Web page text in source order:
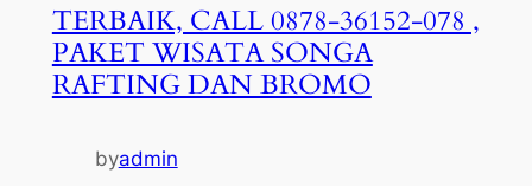
TERBAIK, CALL 0878-36152-078 ,
PAKET WISATA SONGA
RAFTING DAN BROMO
byadmin